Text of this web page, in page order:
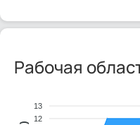
Рабочая
13
12